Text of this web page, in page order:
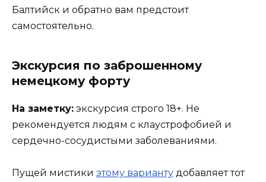
Балтийск и обратно вам предстоит
самостоятельно.
Экскурсия по заброшенному
немецкому форту
На заметку: экскурсия строго 18+. Не
рекомендуется людям с клаустрофобией и
сердечно-сосудистыми заболеваниями.
Пущей мистики этому варианту добавляет тот